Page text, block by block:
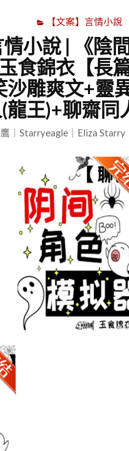
【文案】言情小說
小說 | 《陰
食錦衣【長
沙雕爽文+靈
龍王)+聊齋同
｜Starryeagle｜Eliza